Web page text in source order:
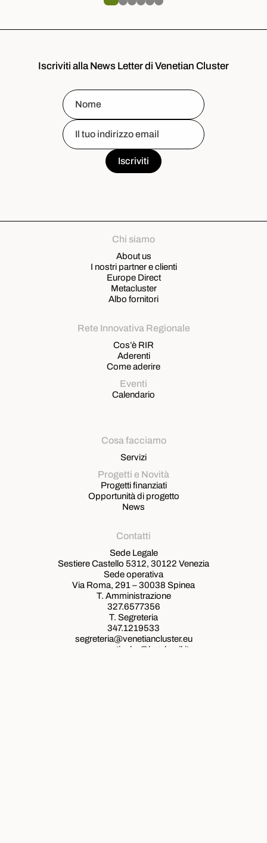
Iscriviti alla News Letter di Venetian Cluster
Chi siamo
About us
I nostri partner e clienti
Europe Direct
Metacluster
Albo fornitori
Rete Innovativa Regionale
Cos’è RIR
Aderenti
Come aderire
Eventi
Calendario
Cosa facciamo
Servizi
Progetti e Novità
Progetti finanziati
Opportunità di progetto
News
Contatti
Sede Legale
Sestiere Castello 5312, 30122 Venezia
Sede operativa
Via Roma, 291 – 30038 Spinea
T. Amministrazione
327.6577356
T. Segreteria
347.1219533
segreteria@venetiancluster.eu
venetianhc@legalmail.it